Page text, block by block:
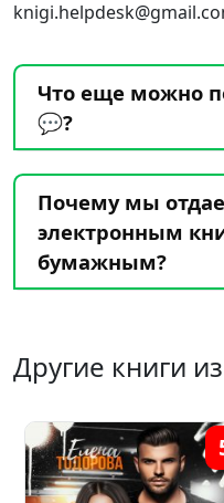
Что еще можно
💬?
Почему мы
электронным
бумажным?
Другие книги